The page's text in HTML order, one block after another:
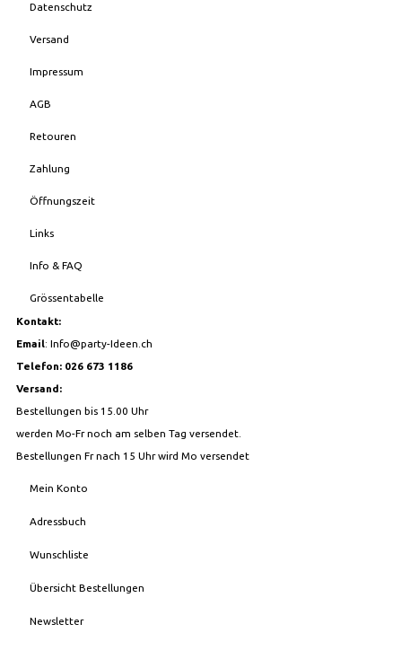
Datenschutz
Versand
Impressum
AGB
Retouren
Zahlung
Öffnungszeit
Links
Info & FAQ
Grössentabelle
Kontakt:
Email: Info@party-Ideen.ch
Telefon: 026 673 1186
Versand:
Bestellungen bis 15.00 Uhr
werden Mo-Fr noch am selben Tag versendet.
Bestellungen Fr nach 15 Uhr wird Mo versendet
Mein Konto
Adressbuch
Wunschliste
Übersicht Bestellungen
Newsletter